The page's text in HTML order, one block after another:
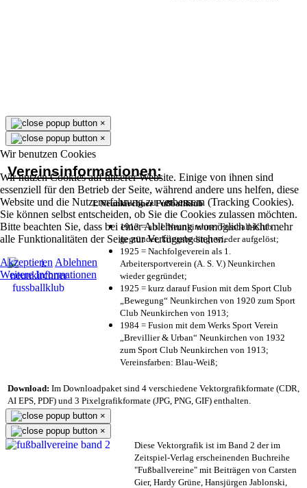
Wir benutzen Cookies
Wir nutzen Cookies auf unserer Website. Einige von ihnen sind
essenziell für den Betrieb der Seite, während andere uns helfen, diese
Website und die Nutzererfahrung zu verbessern (Tracking Cookies).
Sie können selbst entscheiden, ob Sie die Cookies zulassen möchten.
Bitte beachten Sie, dass bei einer Ablehnung womöglich nicht mehr
alle Funktionalitäten der Seite zur Verfügung stehen.
Akzeptieren Ablehnen
Weitere Informationen
×
×
Vereinsinformationen:
I. Neunkirchner Fußballklub
1913 = als I. Neunkirchner Fussball-Klub
gegründet, kriegsbedingt wieder aufgelöst;
1925 = Nachfolgeverein als 1.
Arbeitersportverein (A. S. V.) Neunkirchen
wieder gegründet;
1925 = kurz darauf Fusion mit dem Sport Club
„Bewegung“ Neunkirchen von 1920 zum Sport
Club Neunkirchen von 1913;
1984 = Fusion mit dem Werks Sport Verein
„Brevillier & Urban“ Neunkirchen von 1932
zum Sport Club Neunkirchen von 1913;
Vereinsfarben: Blau-Weiß;
Download: Im Downloadpaket sind 4 verschiedene Vektorgrafikformate (CDR,
AI EPS, PDF) und 3 Pixelgrafikformate (JPG, PNG, GIF) enthalten.
×
×
Diese Vektorgrafik ist im Band 2 der im
Zeitspiel-Verlag erscheinenden Buchreihe
"Fußballvereine" mit Beiträgen von Carsten
Gier, Hardy Grüne, Hansjürgen Jablonski,